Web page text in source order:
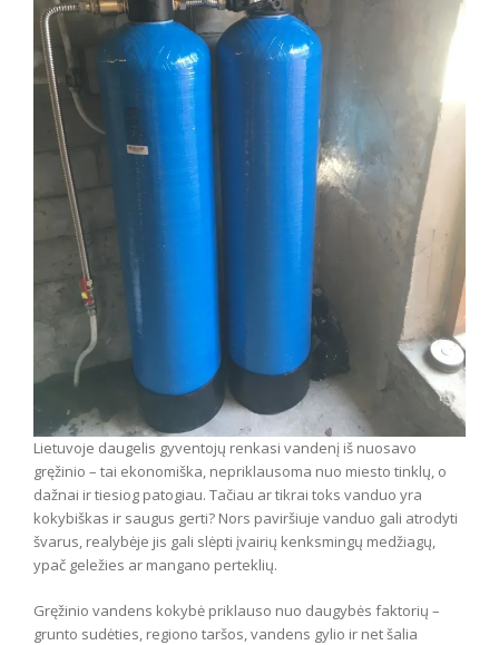
Lietuvoje daugelis gyventojų renkasi vandenį iš nuosavo
gręžinio – tai ekonomiška, nepriklausoma nuo miesto tinklų, o
dažnai ir tiesiog patogiau. Tačiau ar tikrai toks vanduo yra
kokybiškas ir saugus gerti? Nors paviršiuje vanduo gali atrodyti
švarus, realybėje jis gali slėpti įvairių kenksmingų medžiagų,
ypač geležies ar mangano perteklių.
Gręžinio vandens kokybė priklauso nuo daugybės faktorių –
grunto sudėties, regiono taršos, vandens gylio ir net šalia